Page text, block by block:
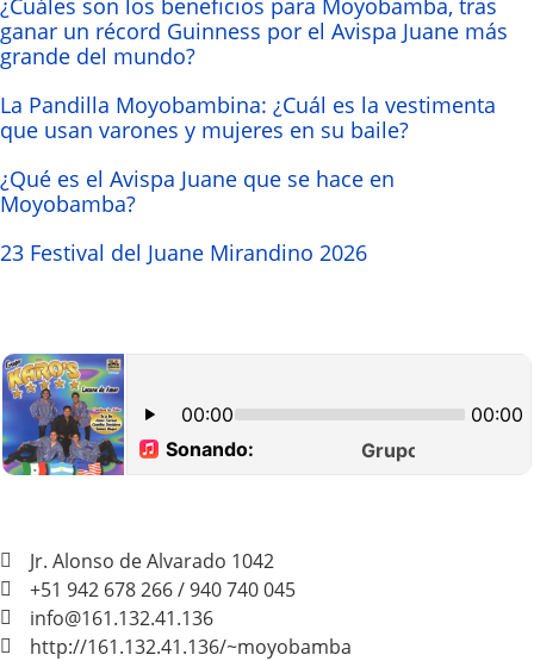
ganar un récord Guinness por el Avispa Juane más
grande del mundo?
La Pandilla Moyobambina: ¿Cuál es la vestimenta
que usan varones y mujeres en su baile?
¿Qué es el Avispa Juane que se hace en
Moyobamba?
23 Festival del Juane Mirandino 2026
Jr. Alonso de Alvarado 1042
+51 942 678 266 / 940 740 045
info@161.132.41.136
http://161.132.41.136/~moyobamba